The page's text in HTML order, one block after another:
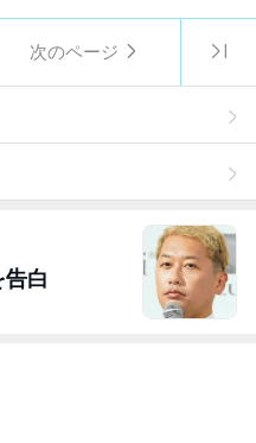
次のページ
白